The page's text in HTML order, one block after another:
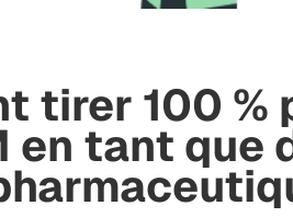
tirer 100 %
en tant que